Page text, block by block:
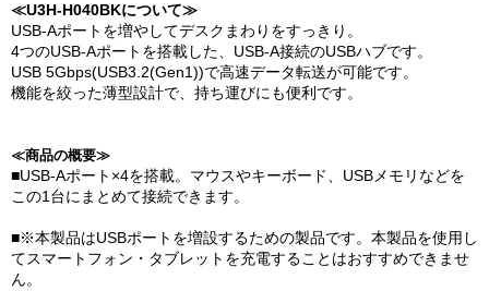
≪U3H-H040BKについて≫
USB-Aポートを増やしてデスクまわりをすっきり。
4つのUSB-Aポートを搭載した、USB-A接続のUSBハブです。
USB 5Gbps(USB3.2(Gen1))で高速データ転送が可能です。
機能を絞った薄型設計で、持ち運びにも便利です。
≪商品の概要≫
■USB-Aポート×4を搭載。マウスやキーボード、USBメモリなどを
この1台にまとめて接続できます。
■※本製品はUSBポートを増設するための製品です。本製品を使用し
てスマートフォン・タブレットを充電することはおすすめできませ
ん。